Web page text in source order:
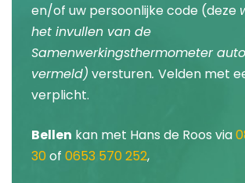
en/of uw persoonlijke code (deze
het invullen van de
Samenwerkingsthermometer
vermeld) versturen. Velden met
verplicht.
Bellen kan met Hans de Roos via
30of 0653 570 252,